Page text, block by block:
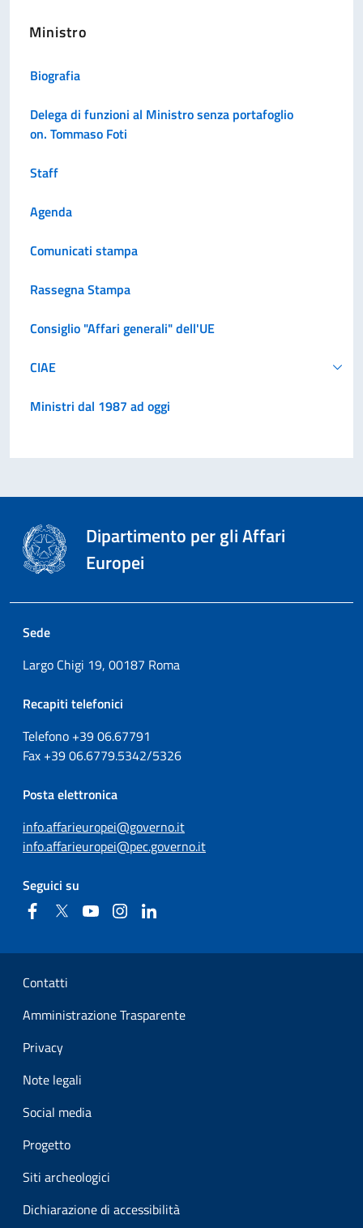
Ministro
Biografia
Delega di funzioni al Ministro senza portafoglio
on. Tommaso Foti
Staff
Agenda
Comunicati stampa
Rassegna Stampa
Consiglio "Affari generali" dell'UE
CIAE
Ministri dal 1987 ad oggi
Dipartimento per gli Affari
Europei
Sede
Largo Chigi 19, 00187 Roma
Recapiti telefonici
Telefono +3906.67791
Fax +3906.6779.5342/5326
Posta elettronica
info.affarieuropei@governo.it
info.affarieuropei@pec.governo.it
Seguici su
FacebookTwitter YouTubeInstagram
Sezione Link Utili
Contatti
Amministrazione Trasparente
Privacy
Note legali
Social media
Progetto
Siti archeologici
Dichiarazione di accessibilità